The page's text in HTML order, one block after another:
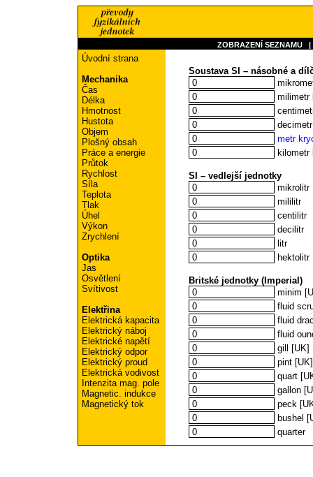
ZOBRAZENÍ SEZNAMU
Úvodní strana
Mechanika
Čas
Délka
Hmotnost
Hustota
Objem
Plošný obsah
Práce a energie
Průtok
Rychlost
Síla
Teplota
Tlak
Úhel
Výkon
Zrychlení
Optika
Jas
Osvětlení
Svítivost
Elektřina
Elektrická kapacita
Elektrický náboj
Elektrické napětí
Elektrický odpor
Elektrický proud
Elektrická vodivost
Intenzita mag. pole
Magnetic. indukce
Magnetický tok
Soustava SI – násobné a
milimetr
metr
kilometr
SI – vedlejší jednotky
mikrolitr
mililitr
centilitr
decilitr
litr
hektolitr
Britské jednotky (Imperial)
minim
fluid
fluid
fluid
gill [UK]
pint [UK]
quart
gallon
peck
bushel
quarter